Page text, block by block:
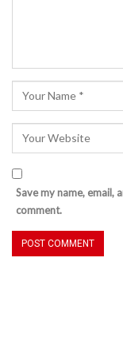
Save my name, email,
comment.